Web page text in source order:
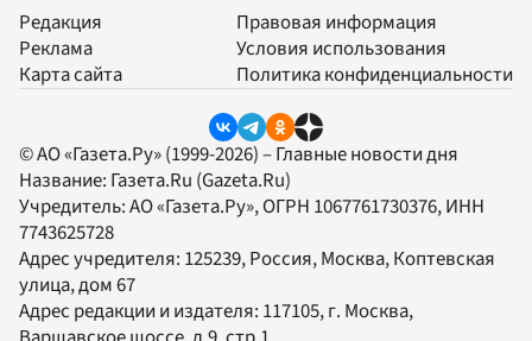
Редакция
Реклама
Карта сайта
Правовая информация
Условия использования
Политика конфиденциальности
© АО «Газета.Ру» (1999-2026) – Главные новости дня
Название: Газета.Ru (Gazeta.Ru)
Учредитель:АО «Газета.Ру», ОГРН 1067761730376, ИНН
7743625728
Адрес учредителя: 125239, Россия, Москва, Коптевская
улица, дом 67
Адрес редакции и издателя: 117105, г. Москва,